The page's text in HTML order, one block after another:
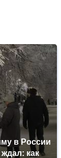
в России
как